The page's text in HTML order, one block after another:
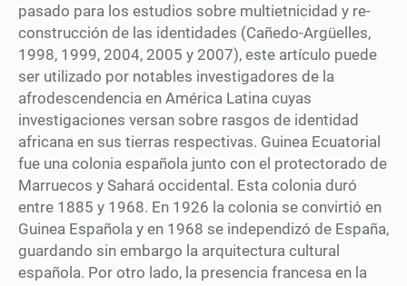
pasado para los estudios sobre multietnicidad y re-
construcción de las identidades (Cañedo-Argüelles,
1998, 1999, 2004, 2005 y 2007), este artículo puede
ser utilizado por notables investigadores de la
afrodescendencia en América Latina cuyas
investigaciones versan sobre rasgos de identidad
africana en sus tierras respectivas. Guinea Ecuatorial
fue una colonia española junto con el protectorado de
Marruecos y Sahará occidental. Esta colonia duró
entre 1885 y 1968. En 1926 la colonia se convirtió en
Guinea Española y en 1968 se independizó de España,
guardando sin embargo la arquitectura cultural
española. Por otro lado, la presencia francesa en la